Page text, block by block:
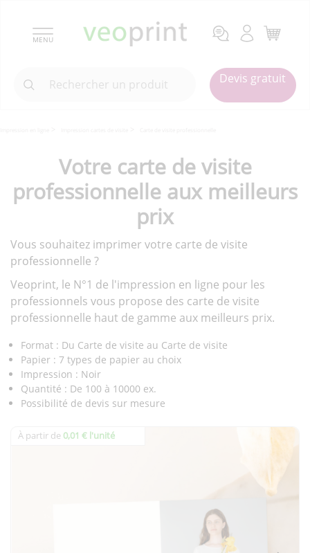
MENU
Devis gratuit
Votre carte de visite
professionnelle aux meilleurs
prix
Vous souhaitez imprimer votre carte de visite
professionnelle ?
Veoprint, le N°1 de l'impression en ligne pour les
professionnels vous propose des carte de visite
professionnelle haut de gamme aux meilleurs prix.
Format : Du Carte de visite au Carte de visite
Papier : 7 types de papier au choix
Impression : Noir
Quantité : De 100 à 10000 ex.
Possibilité de devis sur mesure
À partir de 0,01 € l'unité